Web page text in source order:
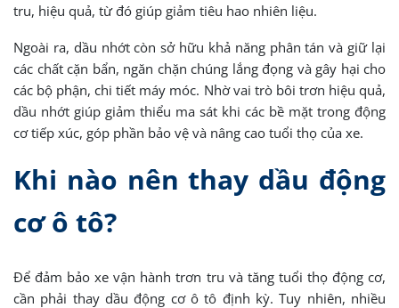
tru, hiệu quả, từ đó giúp giảm tiêu hao nhiên liệu.
Ngoài ra, dầu nhớt còn sở hữu khả năng phân tán và giữ lại
các chất cặn bẩn, ngăn chặn chúng lắng đọng và gây hại cho
các bộ phận, chi tiết máy móc. Nhờ vai trò bôi trơn hiệu quả,
dầu nhớt giúp giảm thiểu ma sát khi các bề mặt trong động
cơ tiếp xúc, góp phần bảo vệ và nâng cao tuổi thọ của xe.
Khi nào nên thay dầu động
cơ ô tô?
Để đảm bảo xe vận hành trơn tru và tăng tuổi thọ động cơ,
cần phải thay dầu động cơ ô tô định kỳ. Tuy nhiên, nhiều